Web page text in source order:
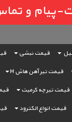
تماس واتس
قیمت نبشی
قیمت تیر آهن هاش H
قیمت تیرچه کرمیت
قیمت انواع الکترود